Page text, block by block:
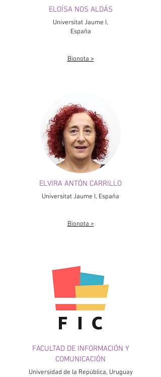
ELOÍSA NOS ALDÁS
Universitat Jaume I,
España
Bionota >
ELVIRA ANTÓN CARRILLO
Universitat Jaume I, España
Bionota >
FACULTAD DE INFORMACIÓN Y
COMUNICACIÓN
Universidad de la República, Uruguay